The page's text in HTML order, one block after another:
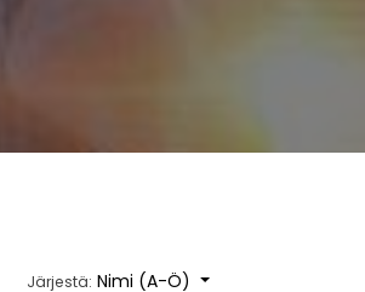
Järjestä: Nimi (A-Ö)